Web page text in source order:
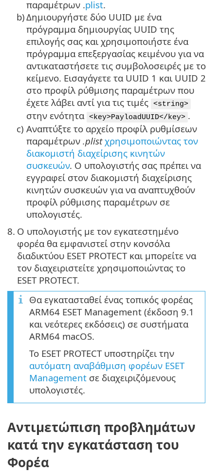
παραμέτρων .plist.
b)Δημιουργήστε δύο UUID με ένα
πρόγραμμα δημιουργίας UUID της
επιλογής σας και χρησιμοποιήστε ένα
πρόγραμμα επεξεργασίας κειμένου για να
αντικαταστήσετε τις συμβολοσειρές με το
κείμενο. Εισαγάγετε τα UUID 1 και UUID 2
στο προφίλ ρύθμισης παραμέτρων που
έχετε λάβει αντί για τις τιμές
<string>
στην ενότητα <key>PayloadUUID</key> .
c) Αναπτύξτε το αρχείο προφίλ ρυθμίσεων
παραμέτρων .plist χρησιμοποιώντας τον
διακομιστή διαχείρισης κινητών
συσκευών. Ο υπολογιστής σας πρέπει να
εγγραφεί στον διακομιστή διαχείρισης
κινητών συσκευών για να αναπτυχθούν
προφίλ ρύθμισης παραμέτρων σε
υπολογιστές.
8. Ο υπολογιστής με τον εγκατεστημένο
φορέα θα εμφανιστεί στην κονσόλα
διαδικτύου ESET PROTECT και μπορείτε να
τον διαχειριστείτε χρησιμοποιώντας το
ESET PROTECT.
Θα εγκατασταθεί ένας τοπικός φορέας
ARM64 ESET Management (έκδοση 9.1
και νεότερες εκδόσεις) σε συστήματα
ARM64 macOS.
Το ESET PROTECT υποστηρίζει την
αυτόματη αναβάθμιση φορέων ESET
Management σε διαχειριζόμενους
υπολογιστές.
Αντιμετώπιση προβλημάτων
κατά την εγκατάσταση του
Φορέα